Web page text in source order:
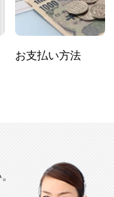
お支払い方法